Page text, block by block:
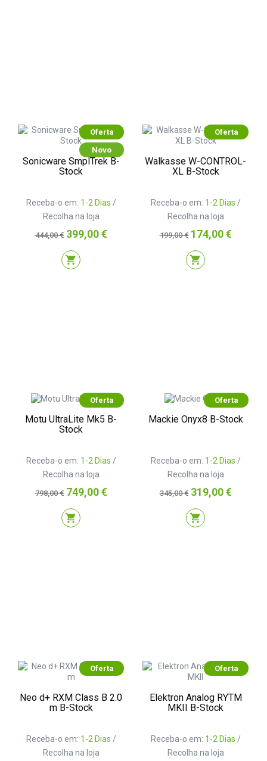
Oferta
Novo
Sonicware SmplTrek B-
Stock
Receba-o em: 1-2 Dias /
Recolha na loja
Preço
normal
444,00 € Preço
399,00 €
shopping_cart
Oferta
Walkasse W-CONTROL-
XL B-Stock
Receba-o em: 1-2 Dias /
Recolha na loja
Preço
normal
199,00 € Preço
174,00 €
shopping_cart
Oferta
Motu UltraLite Mk5 B-
Stock
Receba-o em: 1-2 Dias /
Recolha na loja
Preço
normal
798,00 € Preço
749,00 €
shopping_cart
Oferta
Mackie Onyx8 B-Stock
Receba-o em: 1-2 Dias /
Recolha na loja
Preço
normal
345,00 € Preço
319,00 €
shopping_cart
Oferta
Neo d+ RXM Class B 2.0
m B-Stock
Receba-o em: 1-2 Dias /
Recolha na loja
Oferta
Elektron Analog RYTM
MKII B-Stock
Receba-o em: 1-2 Dias /
Recolha na loja